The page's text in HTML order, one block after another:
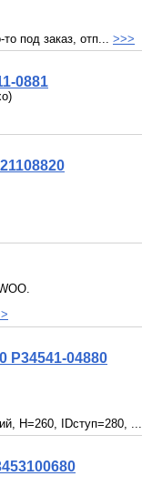
под заказ, отп... >>>
0881
P34541-04880
H=260, IDступ=280, ...